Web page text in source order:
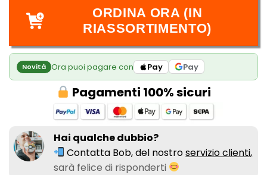
ORDINA ORA (IN
RIASSORTIMENTO)
Novità Ora puoi pagare con Pay Pay
Pagamenti 100% sicuri
Hai qualche dubbio?
Contatta Bob, del nostroservizio clienti,
sarà felice di risponderti